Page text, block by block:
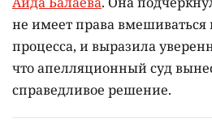
не имеет права вмешиваться
процесса, и выразила
что апелляционный суд
справедливое решение.